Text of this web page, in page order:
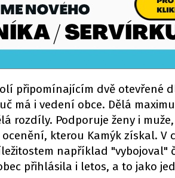
připomínajícím dvě otevřené
má i vedení obce. Dělá
rozdíly. Podporuje ženy i
kterou Kamýk získal. V
například "vybojoval"
přihlásila i letos, a to jako